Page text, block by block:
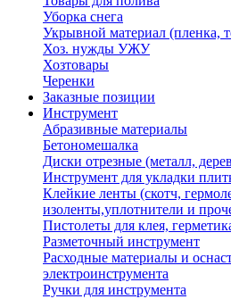
Уборка снега
Укрывной материал (пленка,
Хоз. нужды УЖУ
Хозтовары
Черенки
Заказные позиции
Инструмент
Абразивные материалы
Бетономешалка
Диски отрезные (металл,
Инструмент для укладки
Клейкие ленты (скотч,
изоленты,уплотнители и
Пистолеты для клея,
Разметочный инструмент
Расходные материалы и
электроинструмента
Ручки для инструмента